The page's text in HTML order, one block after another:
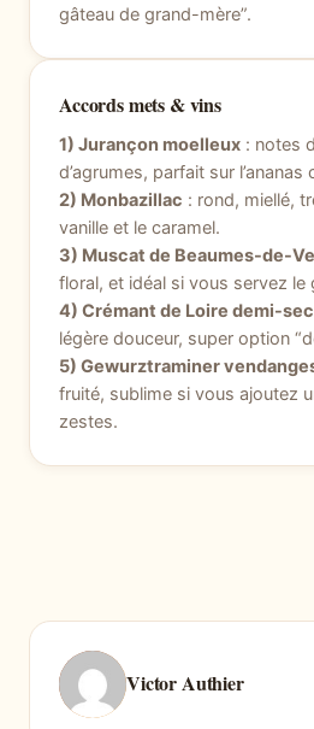
gâteau de grand-mère”.
Accords mets & vins
1) Jurançon moelleux : notes
d’agrumes, parfait sur l’ananas
2) Monbazillac : rond, miellé,
vanille et le caramel.
3) Muscat de Beaumes-de-
floral, et idéal si vous servez le
4) Crémant de Loire demi-sec
légère douceur, super option
5) Gewurztraminer
fruité, sublime si vous ajoutez
zestes.
Victor Authier